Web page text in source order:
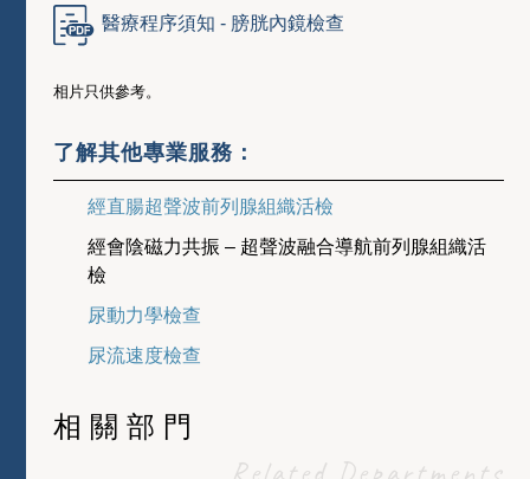
醫療程序須知 - 膀胱內鏡檢查
相片只供參考。
了解其他專業服務：
經直腸超聲波前列腺組織活檢
經會陰磁力共振 – 超聲波融合導航前列腺組織活
檢
尿動力學檢查
尿流速度檢查
相關部門
Related Departments